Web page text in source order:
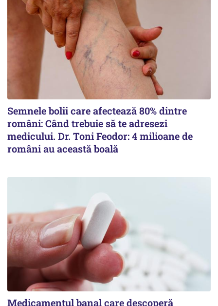
Semnele bolii care afectează 80% dintre
români: Când trebuie să te adresezi
medicului. Dr. Toni Feodor: 4 milioane de
români au această boală
Medicamentul banal care descoperă